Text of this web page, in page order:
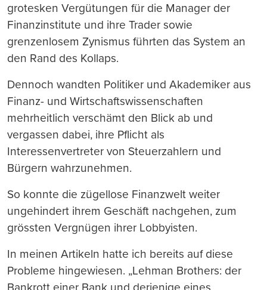
grotesken Vergütungen für die Manager der
Finanzinstitute und ihre Trader sowie
grenzenlosem Zynismus führten das System an
den Rand des Kollaps.
Dennoch wandten Politiker und Akademiker aus
Finanz- und Wirtschaftswissenschaften
mehrheitlich verschämt den Blick ab und
vergassen dabei, ihre Pflicht als
Interessenvertreter von Steuerzahlern und
Bürgern wahrzunehmen.
So konnte die zügellose Finanzwelt weiter
ungehindert ihrem Geschäft nachgehen, zum
grössten Vergnügen ihrer Lobbyisten.
In meinen Artikeln hatte ich bereits auf diese
Probleme hingewiesen. „Lehman Brothers: der
Bankrott einer Bank und derjenige eines